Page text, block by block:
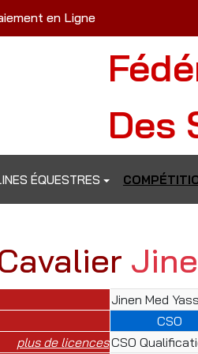
en Ligne
Des
ÉQUESTRES
Jinen Med
CSO
plus de licencesCSO